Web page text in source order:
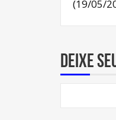
(19/05/
Deixe